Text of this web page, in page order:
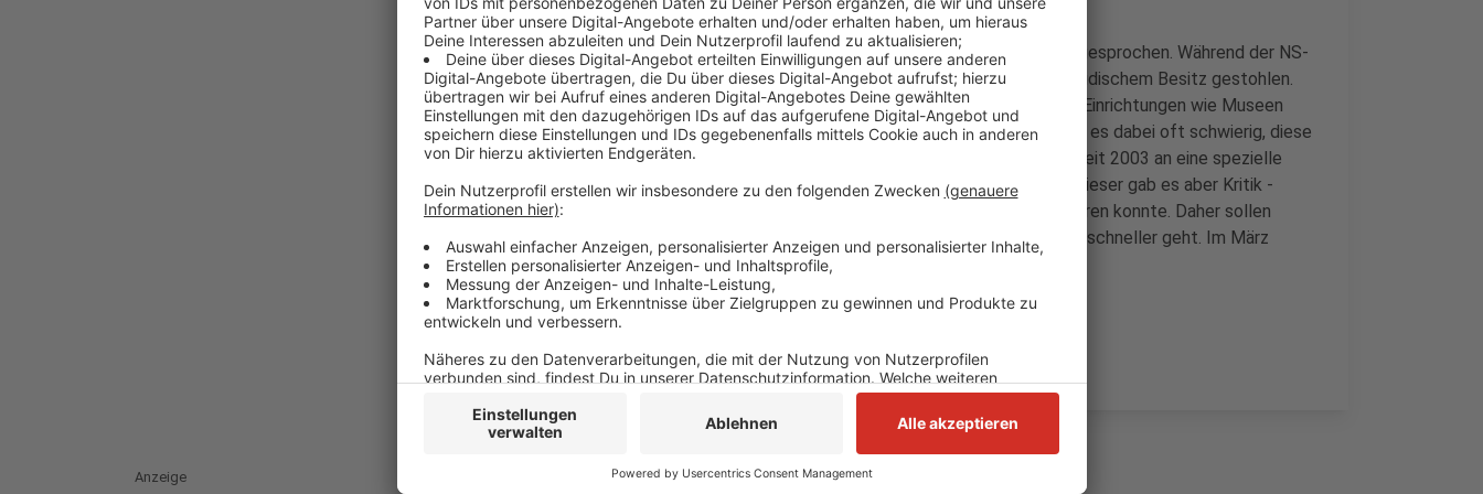
Am Donnerstag (22.1.) wird im Neusser Kulturausschuss darüber gesprochen. Während der NS-
Zeit hat der deutsche Staat viele Kunstwerke aus überwiegend jüdischem Besitz gestohlen.
Viele landeten nach dem Zweiten Weltkrieg auch in öffentlichen Einrichtungen wie Museen
und Bibliotheken. Für die Nachfahren der ehemaligen Besitzer war es dabei oft schwierig, diese
Werke zurückzufordern. In strittigen Fällen mussten sich Kläger seit 2003 an eine spezielle
Kommission wenden, die sogenannte „Limbach-Kommission". An dieser gab es aber Kritik -
auch weil sie bis November 2025 nur etwa zwei Dutzend Fälle klären konnte. Daher sollen
bundesweit Schiedsgerichte diese Arbeit übernehmen - damit es schneller geht. Im März
(13.3.) soll der Neusser Rat das final beschließen.
Anzeige
Anzeige